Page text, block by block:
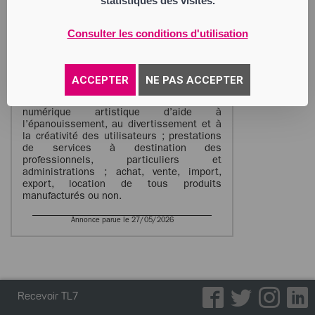
Consulter les conditions d'utilisation
ACCEPTER NE PAS ACCEPTER
As Your Art
Société par Actions Simplifiée
42000 Saint-Étienne
951 206 721 RCS Saint Etienne
numérique artistique d’aide à
l’épanouissement, au divertissement et à
la créativité des utilisateurs ; prestations
de services à destination des
professionnels, particuliers et
administrations ; achat, vente, import,
export, location de tous produits
manufacturés ou non.
Annonce parue le 27/05/2026
Recevoir TL7